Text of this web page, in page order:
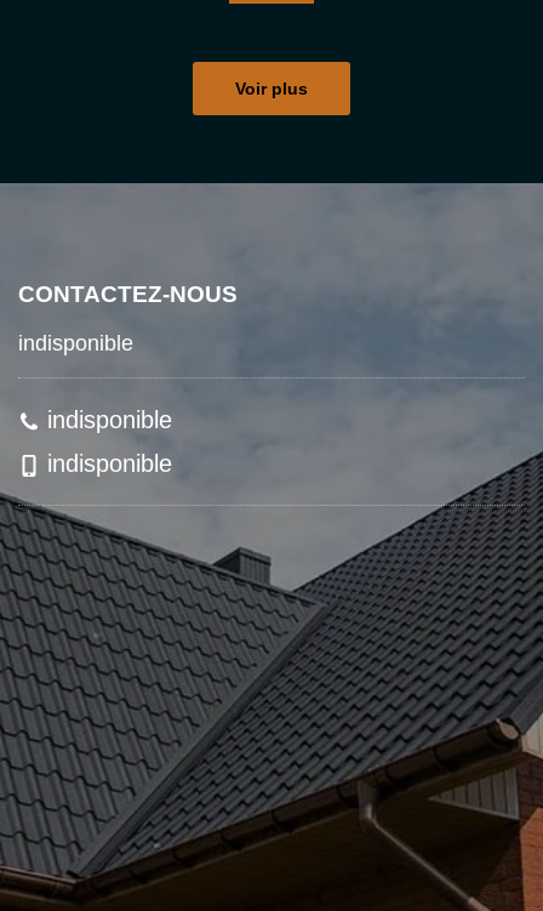
Voir plus
CONTACTEZ-NOUS
indisponible
indisponible
indisponible